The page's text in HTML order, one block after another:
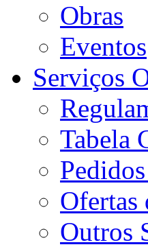
Obras
Eventos
Serviços
Tabela
Ofertas
Outros